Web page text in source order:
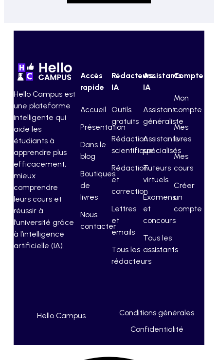
Hello Campus est
une plateforme
intelligente qui
aide les
étudiants à
apprendre plus
efficacement,
mieux
comprendre
leurs cours et
réussir à
l’université grâce
à l’intelligence
artificielle (IA).
Accès
rapide
Accueil
Présentation
Dans le
blog
Boutiques
de
livres
Nous
contacter
Rédacteurs
IA
Outils
gratuits
Rédaction
scientifique
Rédaction
et
correction
Lettres
et
emails
Tous les
rédacteurs
Assistants
IA
Assistant
généraliste
Assistants
spécialisés
Tuteurs
virtuels
Examens
et
concours
Tous les
assistants
Compte
Mon
compte
Mes
livres
Mes
cours
Créer
un
compte
Hello Campus
Conditions générales
Confidentialité